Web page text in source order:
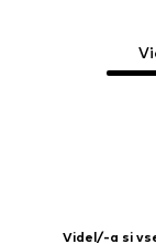
Videl/-a si